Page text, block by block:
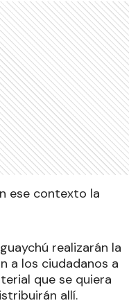
ese contexto la
realizarán la
a los ciudadanos a
que se quiera
allí.